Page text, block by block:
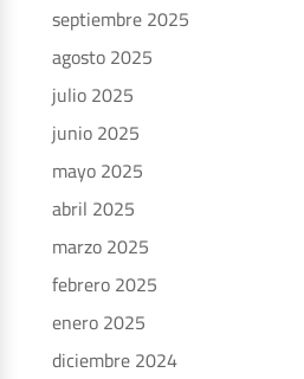
septiembre 2025
agosto 2025
julio 2025
junio 2025
mayo 2025
abril 2025
marzo 2025
febrero 2025
enero 2025
diciembre 2024